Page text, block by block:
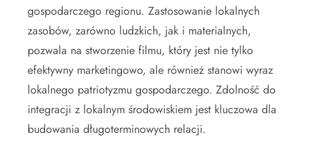
gospodarczego regionu. Zastosowanie lokalnych
zasobów, zarówno ludzkich, jak i materialnych,
pozwala na stworzenie filmu, który jest nie tylko
efektywny marketingowo, ale również stanowi wyraz
lokalnego patriotyzmu gospodarczego. Zdolność do
integracji z lokalnym środowiskiem jest kluczowa dla
budowania długoterminowych relacji.